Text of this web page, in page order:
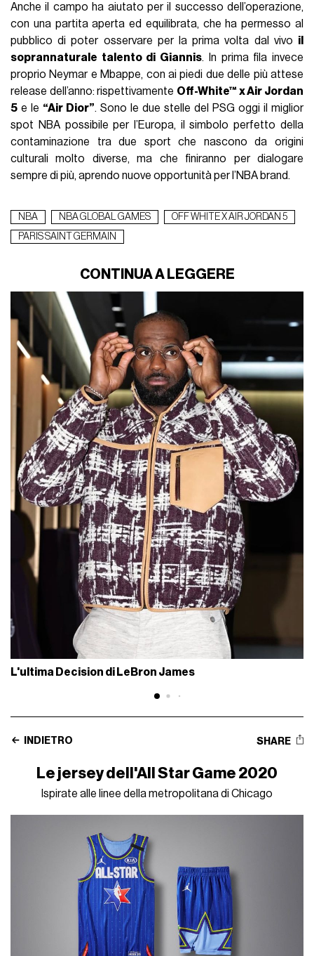
Anche il campo ha aiutato per il successo dell’operazione,
con una partita aperta ed equilibrata, che ha permesso al
pubblico di poter osservare per la prima volta dal vivo il
soprannaturale talento di Giannis. In prima fila invece
proprio Neymar e Mbappe, con ai piedi due delle più attese
release dell’anno: rispettivamente Off-White™ x Air Jordan
5 e le “Air Dior”. Sono le due stelle del PSG oggi il miglior
spot NBA possibile per l’Europa, il simbolo perfetto della
contaminazione tra due sport che nascono da origini
culturali molto diverse, ma che finiranno per dialogare
sempre di più, aprendo nuove opportunità per l’NBA brand.
NBA NBA GLOBAL GAMES
OFF WHITE X AIR JORDAN 5
PARIS SAINT GERMAIN
CONTINUA A LEGGERE
L'ultima Decision di LeBron James
INDIETRO SHARE
Le jersey dell'All Star Game 2020
Ispirate alle linee della metropolitana di Chicago